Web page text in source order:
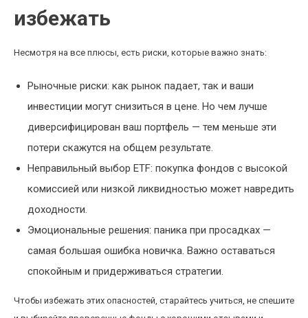
избежать
Несмотря на все плюсы, есть риски, которые важно знать:
Рыночные риски: как рынок падает, так и ваши
инвестиции могут снизиться в цене. Но чем лучше
диверсифицирован ваш портфель — тем меньше эти
потери скажутся на общем результате.
Неправильный выбор ETF: покупка фондов с высокой
комиссией или низкой ликвидностью может навредить
доходности.
Эмоциональные решения: паника при просадках —
самая большая ошибка новичка. Важно оставаться
спокойным и придерживаться стратегии.
Чтобы избежать этих опасностей, старайтесь учиться, не спешите